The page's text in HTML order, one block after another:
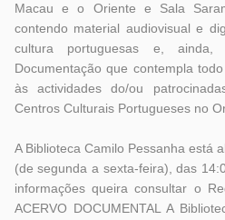
Macau e o Oriente e Sala
contendo material audiovisual e
cultura portuguesas e,
Documentação que contempla
às actividades do/ou
Centros Culturais Portugueses no
A Biblioteca Camilo Pessanha está
(de segunda a sexta-feira), das
informações queira consultar o
ACERVO DOCUMENTAL A